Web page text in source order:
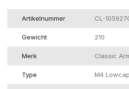
Artikelnummer CL-
Gewicht 210
Merk Classic
Type M4